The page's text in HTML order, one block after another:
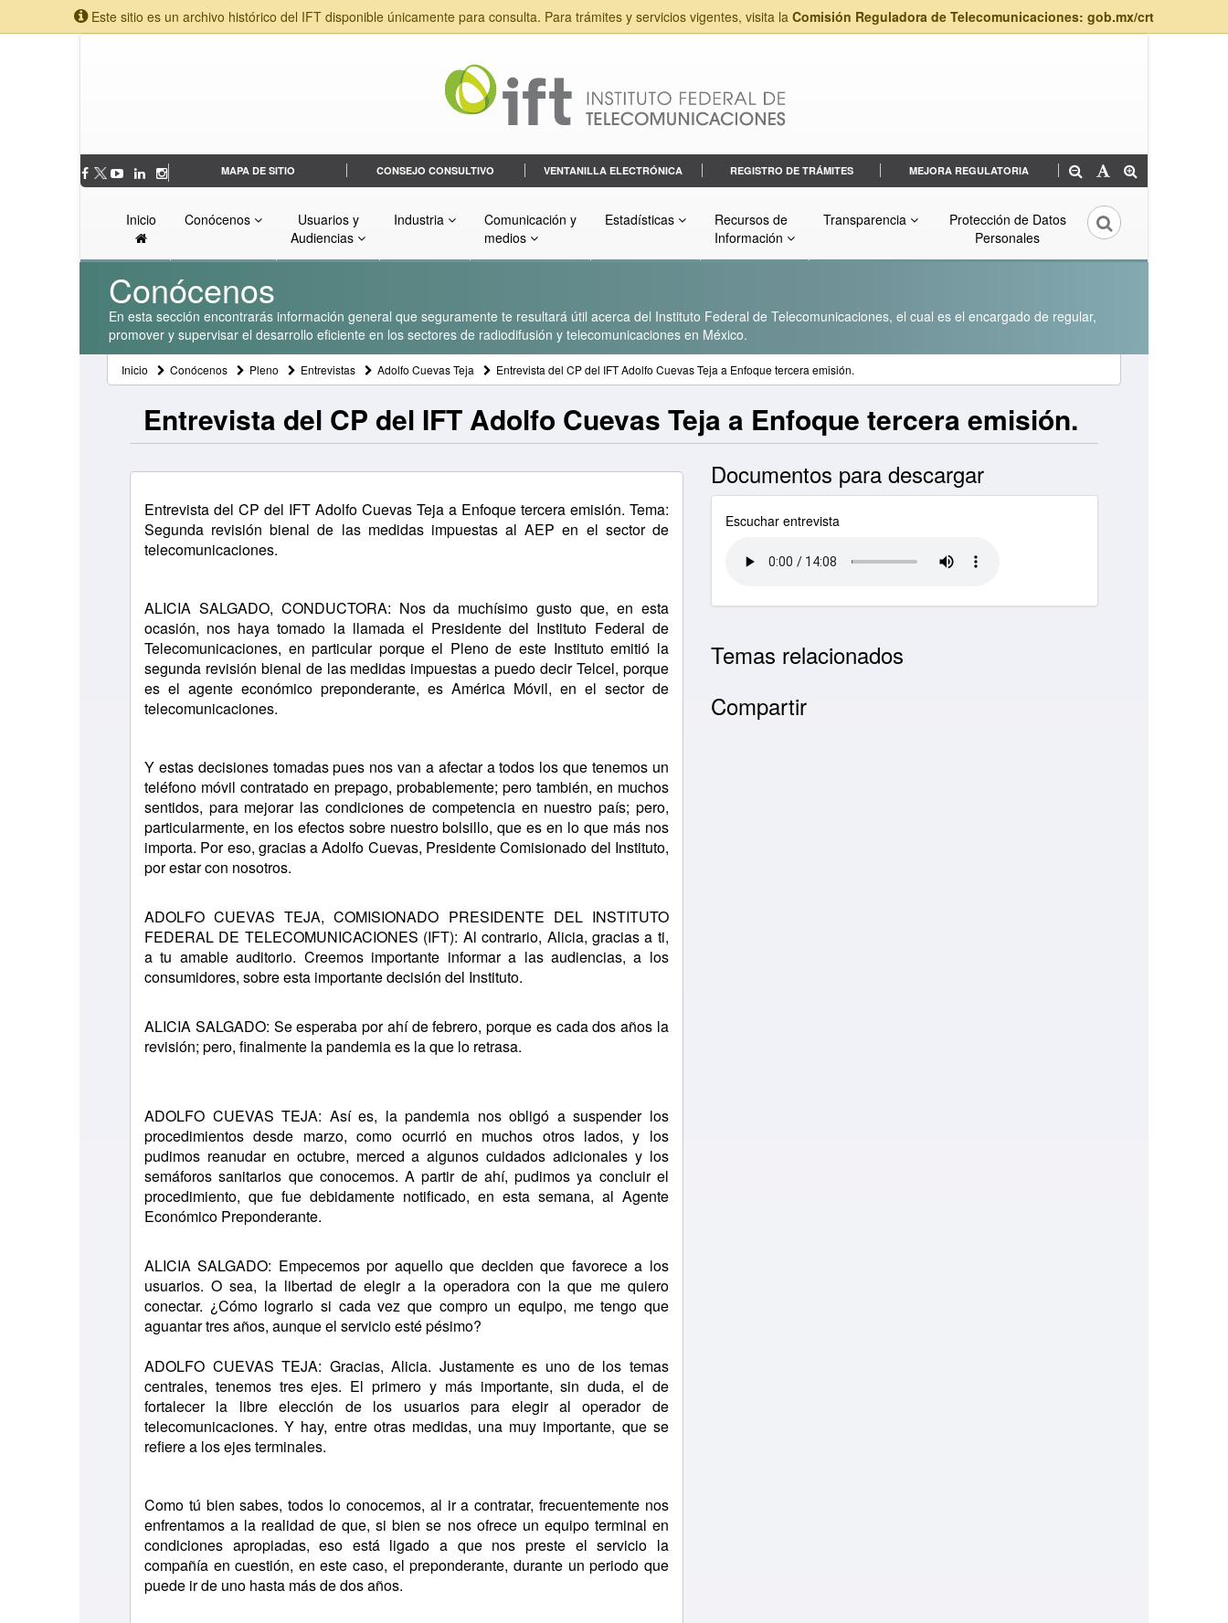
Este sitio es un archivo histórico del IFT disponible únicamente para consulta. Para trámites y servicios vigentes, visita la Comisión Reguladora de Telecomunicaciones: gob.mx/crt
MAPA DE SITIO CONSEJO CONSULTIVO VENTANILLA ELECTRÓNICA REGISTRO DE TRÁMITES MEJORA REGULATORIA
Inicio Conócenos
Usuarios y
Audiencias
Industria
Comunicación y
medios
Estadísticas
Recursos de
Información
Transparencia
Protección de Datos
Personales
Conócenos
En esta sección encontrarás información general que seguramente te resultará útil acerca del Instituto Federal de Telecomunicaciones, el cual es el encargado de regular,
promover y supervisar el desarrollo eficiente en los sectores de radiodifusión y telecomunicaciones en México.
Inicio Conócenos Pleno Entrevistas Adolfo Cuevas Teja Entrevista del CP del IFT Adolfo Cuevas Teja a Enfoque tercera emisión.
Entrevista del CP del IFT Adolfo Cuevas Teja a Enfoque tercera emisión.
Entrevista del CP del IFT Adolfo Cuevas Teja a Enfoque tercera emisión. Tema:
Segunda revisión bienal de las medidas impuestas al AEP en el sector de
telecomunicaciones.
ALICIA SALGADO, CONDUCTORA: Nos da muchísimo gusto que, en esta
ocasión, nos haya tomado la llamada el Presidente del Instituto Federal de
Telecomunicaciones, en particular porque el Pleno de este Instituto emitió la
segunda revisión bienal de las medidas impuestas a puedo decir Telcel, porque
es el agente económico preponderante, es América Móvil, en el sector de
telecomunicaciones.
Y estas decisiones tomadas pues nos van a afectar a todos los que tenemos un
teléfono móvil contratado en prepago, probablemente; pero también, en muchos
sentidos, para mejorar las condiciones de competencia en nuestro país; pero,
particularmente, en los efectos sobre nuestro bolsillo, que es en lo que más nos
importa. Por eso, gracias a Adolfo Cuevas, Presidente Comisionado del Instituto,
por estar con nosotros.
ADOLFO CUEVAS TEJA, COMISIONADO PRESIDENTE DEL INSTITUTO
FEDERAL DE TELECOMUNICACIONES (IFT): Al contrario, Alicia, gracias a ti,
a tu amable auditorio. Creemos importante informar a las audiencias, a los
consumidores, sobre esta importante decisión del Instituto.
ALICIA SALGADO: Se esperaba por ahí de febrero, porque es cada dos años la
revisión; pero, finalmente la pandemia es la que lo retrasa.
ADOLFO CUEVAS TEJA: Así es, la pandemia nos obligó a suspender los
procedimientos desde marzo, como ocurrió en muchos otros lados, y los
pudimos reanudar en octubre, merced a algunos cuidados adicionales y los
semáforos sanitarios que conocemos. A partir de ahí, pudimos ya concluir el
procedimiento, que fue debidamente notificado, en esta semana, al Agente
Económico Preponderante.
ALICIA SALGADO: Empecemos por aquello que deciden que favorece a los
usuarios. O sea, la libertad de elegir a la operadora con la que me quiero
conectar. ¿Cómo lograrlo si cada vez que compro un equipo, me tengo que
aguantar tres años, aunque el servicio esté pésimo?
ADOLFO CUEVAS TEJA: Gracias, Alicia. Justamente es uno de los temas
centrales, tenemos tres ejes. El primero y más importante, sin duda, el de
fortalecer la libre elección de los usuarios para elegir al operador de
telecomunicaciones. Y hay, entre otras medidas, una muy importante, que se
refiere a los ejes terminales.
Como tú bien sabes, todos lo conocemos, al ir a contratar, frecuentemente nos
enfrentamos a la realidad de que, si bien se nos ofrece un equipo terminal en
condiciones apropiadas, eso está ligado a que nos preste el servicio la
compañía en cuestión, en este caso, el preponderante, durante un periodo que
puede ir de uno hasta más de dos años.
Documentos para descargar
Escuchar entrevista
Temas relacionados
Compartir